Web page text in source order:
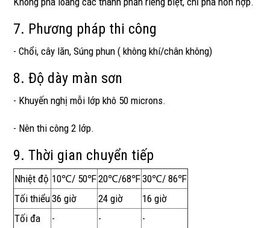
7. Phương pháp thi công
- Chổi, cây lăn, Súng phun ( không khí/chân không)
8. Độ dày màn sơn
- Khuyến nghị mỗi lớp khô 50 microns.
- Nên thi công 2 lớp.
9. Thời gian chuyển tiếp
Nhiệt độ 10℃/ 50℉20℃/68℉30℃/ 86℉
Tối thiểu36 giờ 24 giờ
16 giờ
Tối đa
- - -